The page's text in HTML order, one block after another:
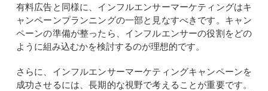
有料広告と同様に、インフルエンサーマーケティングはキ
ャンペーンプランニングの一部と見なすべきです。キャン
ペーンの準備が整ったら、インフルエンサーの役割をどの
ように組み込むかを検討するのが理想的です。
さらに、インフルエンサーマーケティングキャンペーンを
成功させるには、長期的な視野で考えることが重要です。